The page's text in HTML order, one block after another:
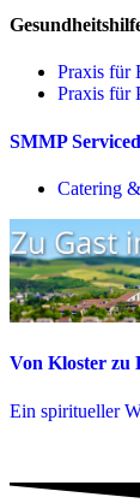
Praxis für
Praxis für
SMMP
Catering
Von Kloster zu
Ein spiritueller